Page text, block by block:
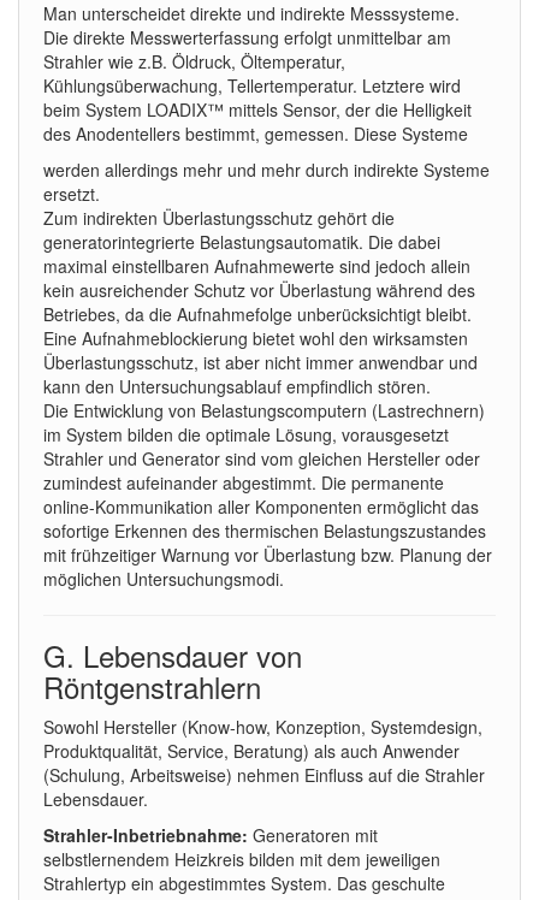
Man unterscheidet direkte und indirekte Messsysteme.
Die direkte Messwerterfassung erfolgt unmittelbar am
Strahler wie z.B. Öldruck, Öltemperatur,
Kühlungsüberwachung, Tellertemperatur. Letztere wird
beim System LOADIX™ mittels Sensor, der die Helligkeit
des Anodentellers bestimmt, gemessen. Diese Systeme
werden allerdings mehr und mehr durch indirekte Systeme
ersetzt.
Zum indirekten Überlastungsschutz gehört die
generatorintegrierte Belastungsautomatik. Die dabei
maximal einstellbaren Aufnahmewerte sind jedoch allein
kein ausreichender Schutz vor Überlastung während des
Betriebes, da die Aufnahmefolge unberücksichtigt bleibt.
Eine Aufnahmeblockierung bietet wohl den wirksamsten
Überlastungsschutz, ist aber nicht immer anwendbar und
kann den Untersuchungsablauf empfindlich stören.
Die Entwicklung von Belastungscomputern (Lastrechnern)
im System bilden die optimale Lösung, vorausgesetzt
Strahler und Generator sind vom gleichen Hersteller oder
zumindest aufeinander abgestimmt. Die permanente
online-Kommunikation aller Komponenten ermöglicht das
sofortige Erkennen des thermischen Belastungszustandes
mit frühzeitiger Warnung vor Überlastung bzw. Planung der
möglichen Untersuchungsmodi.
G. Lebensdauer von
Röntgenstrahlern
Sowohl Hersteller (Know-how, Konzeption, Systemdesign,
Produktqualität, Service, Beratung) als auch Anwender
(Schulung, Arbeitsweise) nehmen Einfluss auf die Strahler
Lebensdauer.
Strahler-Inbetriebnahme: Generatoren mit
selbstlernendem Heizkreis bilden mit dem jeweiligen
Strahlertyp ein abgestimmtes System. Das geschulte